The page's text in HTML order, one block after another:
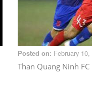
Posted on: February
Than Quang Ninh